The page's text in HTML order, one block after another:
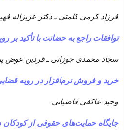
فرزاد کرمی کلمتی ـ دکتر عزیزاله
توافقات راجع به حضانت با تأکید بر
سجاد محمدی جوزانی ـ فردین عوض
خرید و فروش نرم‌افزار در رویه
وحید عاکفی قاضیانی
جایگاه حمایت‌های حقوقی از